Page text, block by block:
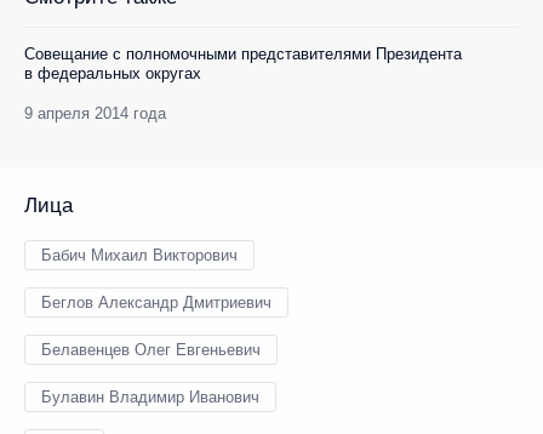
Совещание с полномочными представителями Президента
в федеральных округах
9 апреля 2014 года
Лица
Бабич Михаил Викторович
Беглов Александр Дмитриевич
Белавенцев Олег Евгеньевич
Булавин Владимир Иванович